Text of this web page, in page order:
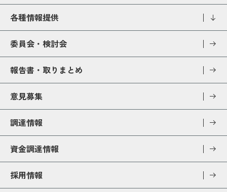
各種情報提供
委員会・検討会
報告書・取りまとめ
意見募集
調達情報
資金調達情報
採用情報